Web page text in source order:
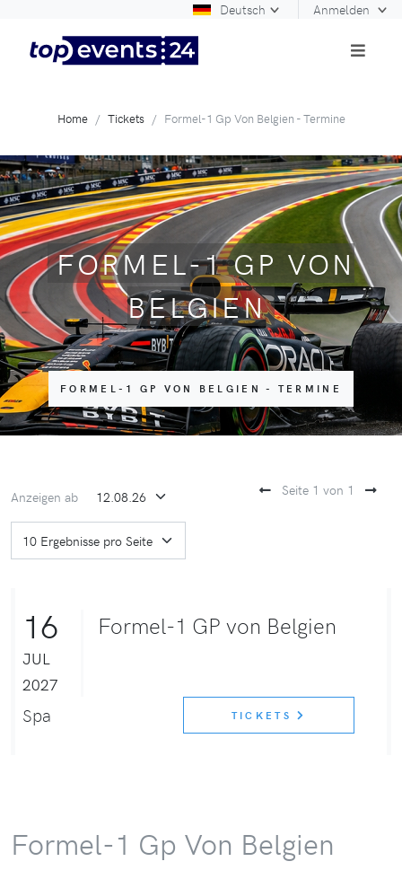
Deutsch Anmelden
Home Tickets Formel-1 Gp Von Belgien - Termine
FORMEL-1 GP VON
BELGIEN
FORMEL-1 GP VON BELGIEN - TERMINE
Anzeigen ab Seite 1 von 1
16
JUL
2027
Formel-1 GP von Belgien
Spa TICKETS
Formel-1 Gp Von Belgien